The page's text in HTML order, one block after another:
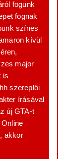
fogunk
fognak
színes
kívül
major
is
szereplői
írásával
új GTA-t
akkor